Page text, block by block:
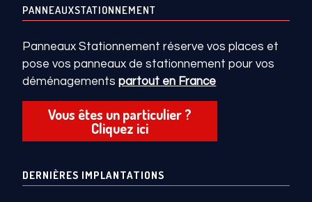
PANNEAUXSTATIONNEMENT
Panneaux Stationnement réserve vos places et
pose vos panneaux de stationnement pour vos
déménagementspartout en France
Vous êtes un particulier ?
Cliquez ici
DERNIÈRES IMPLANTATIONS